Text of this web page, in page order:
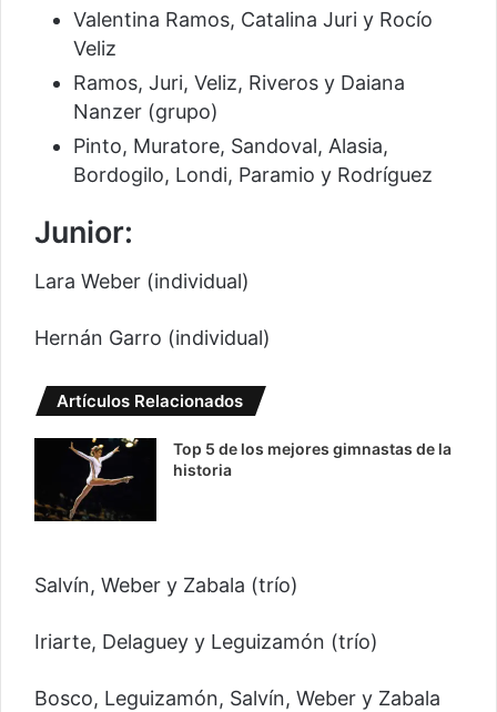
Valentina Ramos, Catalina Juri y Rocío
Veliz
Ramos, Juri, Veliz, Riveros y Daiana
Nanzer (grupo)
Pinto, Muratore, Sandoval, Alasia,
Bordogilo, Londi, Paramio y Rodríguez
Junior:
Lara Weber (individual)
Hernán Garro (individual)
Artículos Relacionados
Top 5 de los mejores gimnastas de la
historia
Salvín, Weber y Zabala (trío)
Iriarte, Delaguey y Leguizamón (trío)
Bosco, Leguizamón, Salvín, Weber y Zabala